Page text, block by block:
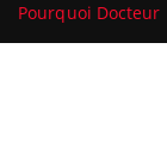
Pourquoi Docteur